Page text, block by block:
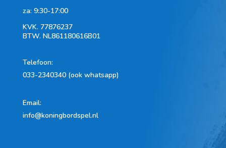
za: 9:30-17:00
KVK. 77876237
BTW. NL861180616B01
Telefoon:
033-2340340 (ook whatsapp)
Email:
info@koningbordspel.nl